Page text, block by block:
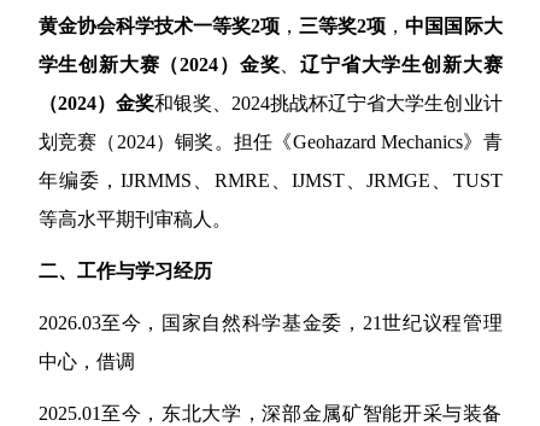
黄金协会科学技术一等奖2项 ，三等奖2项 ，中国国际大
学生创新大赛（2024）金奖、辽宁省大学生创新大赛
（2024）金奖和银奖、 2024挑战杯辽宁省大学生创业计
划竞赛（2024）铜奖。担任《Geohazard Mechanics》青
年编委，IJRMMS 、 RMRE 、 IJMST、JRMGE 、 TUST
等高水平期刊审稿人。
二、 工作与学习经历
2026.03至今，国家自然科学基金委， 21世纪议程管理
中心，借调
2025.01至今，东北大学，深部金属矿智能开采与装备